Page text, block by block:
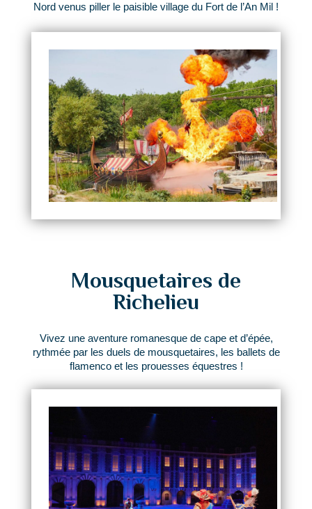
Nord venus piller le paisible village du Fort de l’An Mil !
Mousquetaires de
Richelieu
Vivez une aventure romanesque de cape et d’épée,
rythmée par les duels de mousquetaires, les ballets de
flamenco et les prouesses équestres !